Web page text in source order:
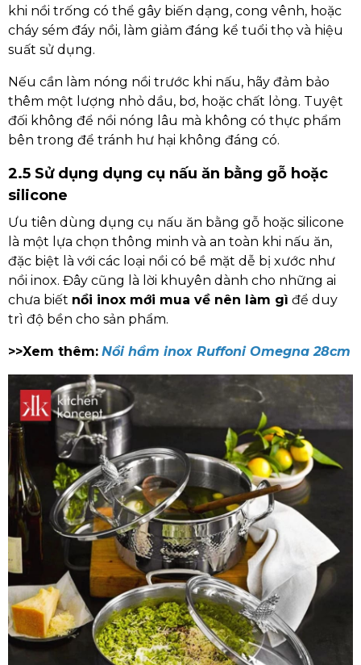
khi nồi trống có thể gây biến dạng, cong vênh, hoặc
cháy sém đáy nồi, làm giảm đáng kể tuổi thọ và hiệu
suất sử dụng.
Nếu cần làm nóng nồi trước khi nấu, hãy đảm bảo
thêm một lượng nhỏ dầu, bơ, hoặc chất lỏng. Tuyệt
đối không để nồi nóng lâu mà không có thực phẩm
bên trong để tránh hư hại không đáng có.
2.5 Sử dụng dụng cụ nấu ăn bằng gỗ hoặc
silicone
Ưu tiên dùng dụng cụ nấu ăn bằng gỗ hoặc silicone
là một lựa chọn thông minh và an toàn khi nấu ăn,
đặc biệt là với các loại nồi có bề mặt dễ bị xước như
nồi inox. Đây cũng là lời khuyên dành cho những ai
chưa biết nồi inox mới mua về nên làm gì để duy
trì độ bền cho sản phẩm.
>>Xem thêm: Nồi hầm inox Ruffoni Omegna 28cm